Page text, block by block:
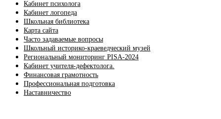
Кабинет психолога
Кабинет логопеда
Школьная библиотека
Карта сайта
Часто задаваемые вопросы
Школьный историко-краеведческий музей
Региональный мониторинг PISA-2024
Кабинет учителя-дефектолога.
Финансовая грамотность
Профессиональная подготовка
Наставничество